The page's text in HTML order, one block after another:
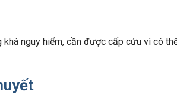
nguy hiểm, cần được cấp cứu vì có